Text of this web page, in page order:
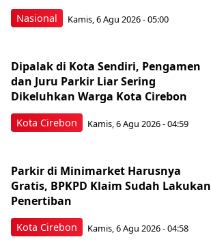
Nasional Kamis, 6 Agu 2026 - 05:00
Kota Cirebon
Dipalak di Kota Sendiri, Pengamen
dan Juru Parkir Liar Sering
Dikeluhkan Warga Kota Cirebon
Kamis, 6 Agu 2026 - 04:59
Kota Cirebon
Parkir di Minimarket Harusnya
Gratis, BPKPD Klaim Sudah Lakukan
Penertiban
Kamis, 6 Agu 2026 - 04:58